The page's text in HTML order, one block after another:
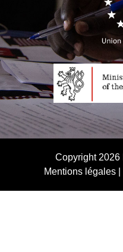
Copyright 2026
Mentions légales|